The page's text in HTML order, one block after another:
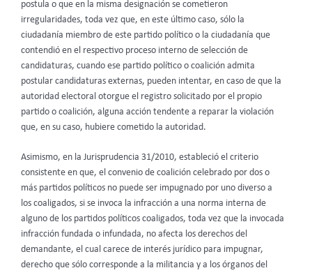
postula o que en la misma designación se cometieron
irregularidades, toda vez que, en este último caso, sólo la
ciudadanía miembro de este partido político o la ciudadanía que
contendió en el respectivo proceso interno de selección de
candidaturas, cuando ese partido político o coalición admita
postular candidaturas externas, pueden intentar, en caso de que la
autoridad electoral otorgue el registro solicitado por el propio
partido o coalición, alguna acción tendente a reparar la violación
que, en su caso, hubiere cometido la autoridad.
Asimismo, en la Jurisprudencia 31/2010, estableció el criterio
consistente en que, el convenio de coalición celebrado por dos o
más partidos políticos no puede ser impugnado por uno diverso a
los coaligados, si se invoca la infracción a una norma interna de
alguno de los partidos políticos coaligados, toda vez que la invocada
infracción fundada o infundada, no afecta los derechos del
demandante, el cual carece de interés jurídico para impugnar,
derecho que sólo corresponde a la militancia y a los órganos del